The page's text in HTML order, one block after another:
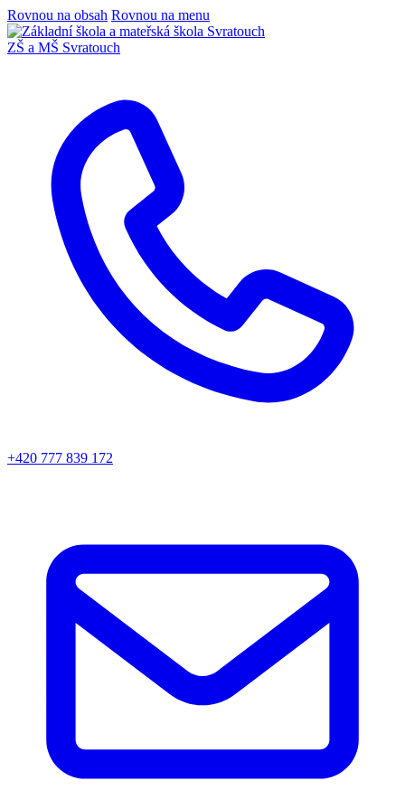
Rovnou na obsah Rovnou na menu
ZŠ a MŠ Svratouch
+420 777 839 172